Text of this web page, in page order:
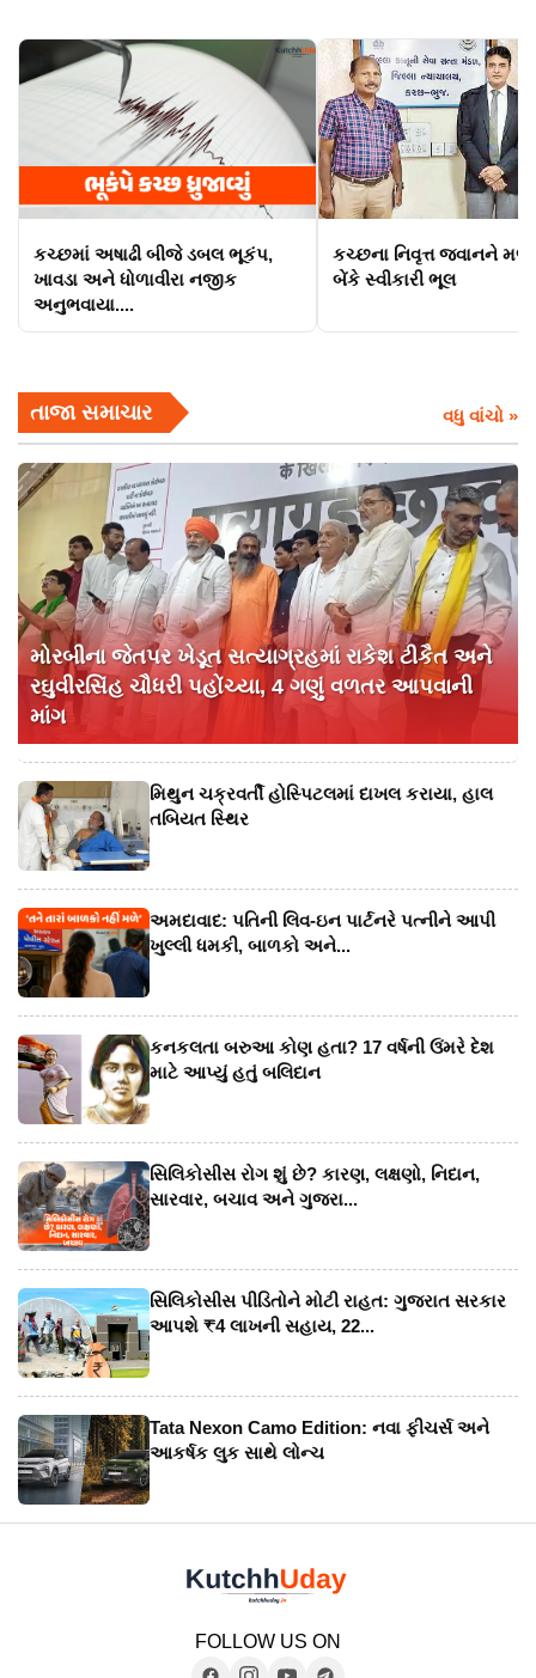
કચ્છમાં અષાઢી બીજે ડબલ ભૂકંપ,
ખાવડા અને ધોળાવીરા નજીક
અનુભવાયા....
કચ્છના નિવૃત્ત જવાનને
બેંકે સ્વીકારી ભૂલ
તાજા સમાચાર વધુ વાંચો »
મોરબીના જેતપર ખેડૂત સત્યાગ્રહમાં રાકેશ ટીકૈત અને
રઘુવીરસિંહ ચૌધરી પહોંચ્યા, 4 ગણું વળતર આપવાની
માંગ
મિથુન ચક્રવર્તી હોસ્પિટલમાં દાખલ કરાયા, હાલ
તબિયત સ્થિર
અમદાવાદ: પતિની લિવ-ઇન પાર્ટનરે પત્નીને આપી
ખુલ્લી ધમકી, બાળકો અને...
કનકલતા બરુઆ કોણ હતા? 17 વર્ષની ઉંમરે દેશ
માટે આપ્યું હતું બલિદાન
સિલિકોસીસ રોગ શું છે? કારણ, લક્ષણો, નિદાન,
સારવાર, બચાવ અને ગુજરા...
સિલિકોસીસ પીડિતોને મોટી રાહત: ગુજરાત સરકાર
આપશે ₹4 લાખની સહાય, 22...
Tata Nexon Camo Edition: નવા ફીચર્સ અને
આકર્ષક લુક સાથે લોન્ચ
FOLLOW US ON